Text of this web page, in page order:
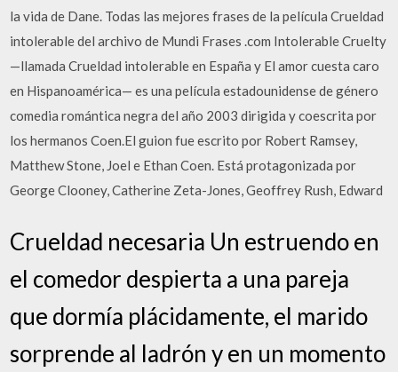
la vida de Dane. Todas las mejores frases de la película Crueldad
intolerable del archivo de Mundi Frases .com Intolerable Cruelty
—llamada Crueldad intolerable en España y El amor cuesta caro
en Hispanoamérica— es una película estadounidense de género
comedia romántica negra del año 2003 dirigida y coescrita por
los hermanos Coen.El guion fue escrito por Robert Ramsey,
Matthew Stone, Joel e Ethan Coen. Está protagonizada por
George Clooney, Catherine Zeta-Jones, Geoffrey Rush, Edward
Crueldad necesaria Un estruendo en
el comedor despierta a una pareja
que dormía plácidamente, el marido
sorprende al ladrón y en un momento